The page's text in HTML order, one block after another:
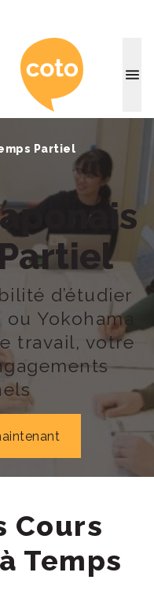
Coto
Partiel
Partiel
d’étudier
ou Yokohama
travail, votre
Cours
Temps